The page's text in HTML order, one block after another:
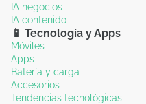
IA negocios
IA contenido
📱 Tecnología y Apps
Móviles
Apps
Batería y carga
Accesorios
Tendencias tecnológicas